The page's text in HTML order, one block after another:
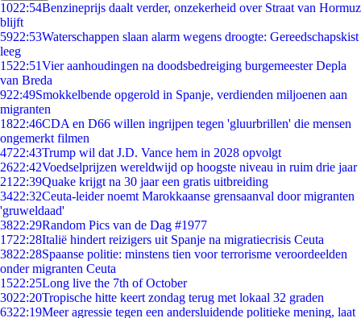
1022:54Benzineprijs daalt verder, onzekerheid over Straat van Hormuz
blijft
5922:53Waterschappen slaan alarm wegens droogte: Gereedschapskist
leeg
1522:51Vier aanhoudingen na doodsbedreiging burgemeester Depla
van Breda
922:49Smokkelbende opgerold in Spanje, verdienden miljoenen aan
migranten
1822:46CDA en D66 willen ingrijpen tegen 'gluurbrillen' die mensen
ongemerkt filmen
4722:43Trump wil dat J.D. Vance hem in 2028 opvolgt
2622:42Voedselprijzen wereldwijd op hoogste niveau in ruim drie jaar
21 22:39Quake krijgt na 30 jaar een gratis uitbreiding
3422:32Ceuta-leider noemt Marokkaanse grensaanval door migranten
'gruweldaad'
3822:29Random Pics van de Dag #1977
1722:28Italië hindert reizigers uit Spanje na migratiecrisis Ceuta
3822:28Spaanse politie: minstens tien voor terrorisme veroordeelden
onder migranten Ceuta
1522:25Long live the 7th of October
3022:20Tropische hitte keert zondag terug met lokaal 32 graden
6322:19Meer agressie tegen een andersluidende politieke mening, laat